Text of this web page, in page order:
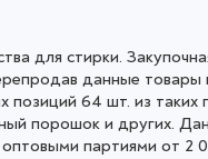
для стирки.
данные
64 шт. из таких
порошок и других.
партиями от 2